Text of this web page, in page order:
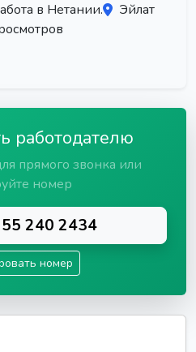
в Нетании.
Эйлат
работодателю
прямого звонка или
номер
240 2434
номер